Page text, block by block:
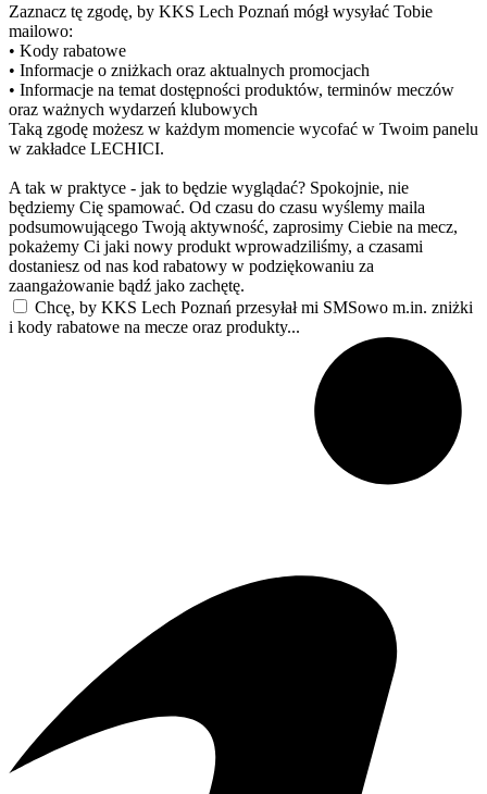
Zaznacz tę zgodę, by KKS Lech Poznań mógł wysyłać Tobie
mailowo:
• Kody rabatowe
• Informacje o zniżkach oraz aktualnych promocjach
• Informacje na temat dostępności produktów, terminów meczów
oraz ważnych wydarzeń klubowych
Taką zgodę możesz w każdym momencie wycofać w Twoim panelu
w zakładce LECHICI.
A tak w praktyce - jak to będzie wyglądać? Spokojnie, nie
będziemy Cię spamować. Od czasu do czasu wyślemy maila
podsumowującego Twoją aktywność, zaprosimy Ciebie na mecz,
pokażemy Ci jaki nowy produkt wprowadziliśmy, a czasami
dostaniesz od nas kod rabatowy w podziękowaniu za
zaangażowanie bądź jako zachętę.
Chcę, by KKS Lech Poznań przesyłał mi SMSowo m.in. zniżki
i kody rabatowe na mecze oraz produkty...